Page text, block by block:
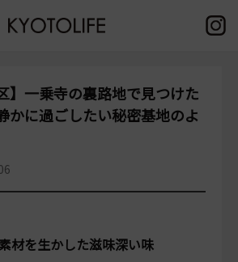
】一乗寺の裏路地で見つけた
かに過ごしたい秘密基地のよ
材を生かした滋味深い味